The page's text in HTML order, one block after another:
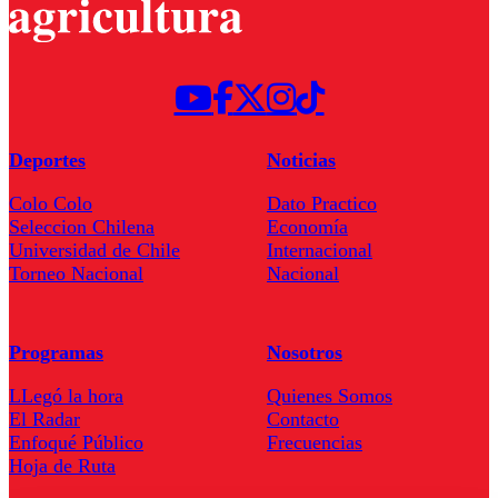
Deportes
Colo Colo
Seleccion Chilena
Universidad de Chile
Torneo Nacional
Noticias
Dato Practico
Economía
Internacional
Nacional
Programas
LLegó la hora
El Radar
Enfoqué Público
Hoja de Ruta
Nosotros
Quienes Somos
Contacto
Frecuencias